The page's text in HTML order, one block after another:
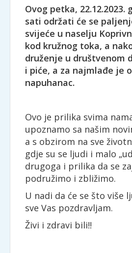
Ovog petka, 22.12.2023.
sati održati će se
svijeće u naselju
kod kružnog toka, a
druženje u društvenom
i piće, a za najmlađe je
napuhanac.
Ovo je prilika svima
upoznamo sa našim
a s obzirom na sve
gdje su se ljudi i malo
drugoga i prilika da se
podružimo i zbližimo.
U nadi da će se što više
sve Vas pozdravljam.
Živi i zdravi bili!!